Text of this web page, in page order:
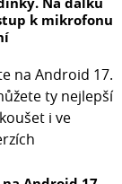
přistupovat k
k mikrofonu